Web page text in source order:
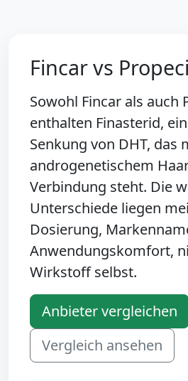
Fincar vs
Sowohl Fincar als auch
enthalten Finasterid,
Senkung von DHT, das
androgenetischem
Verbindung steht. Die
Unterschiede liegen
Dosierung,
Anwendungskomfort,
Wirkstoff selbst.
Anbieter vergleichen
Vergleich ansehen